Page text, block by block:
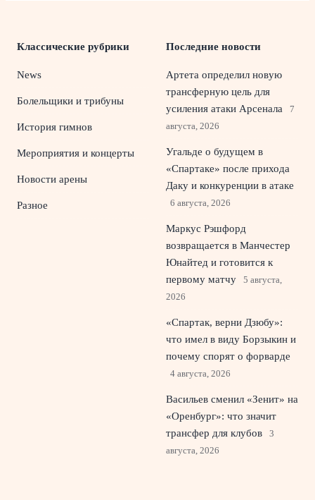
Классические рубрики
News
Болельщики и трибуны
История гимнов
Мероприятия и концерты
Новости арены
Разное
Последние новости
Артета определил новую
трансферную цель для
усиления атаки Арсенала
7
августа, 2026
Угальде о будущем в
«Спартаке» после прихода
Даку и конкуренции в атаке
6 августа, 2026
Маркус Рэшфорд
возвращается в Манчестер
Юнайтед и готовится к
первому матчу
5 августа,
2026
«Спартак, верни Дзюбу»:
что имел в виду Борзыкин и
почему спорят о форварде
4 августа, 2026
Васильев сменил «Зенит» на
«Оренбург»: что значит
трансфер для клубов
3
августа, 2026